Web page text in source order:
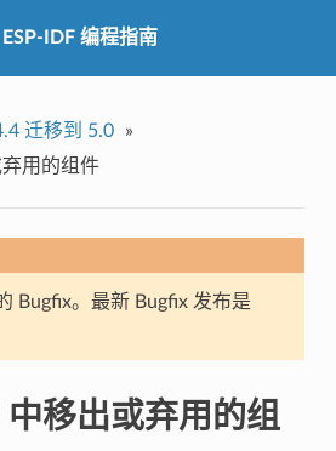
ESP-IDF 编程指南
迁移到 5.0
»
弃用的组件
Bugfix。最新 Bugfix 发布是
移出或弃用的组